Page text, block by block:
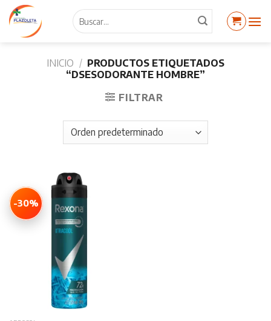
Skip
content
Buscar
por:
INICIO / PRODUCTOS ETIQUETADOS
“DSESODORANTE HOMBRE”
FILTRAR
-30%